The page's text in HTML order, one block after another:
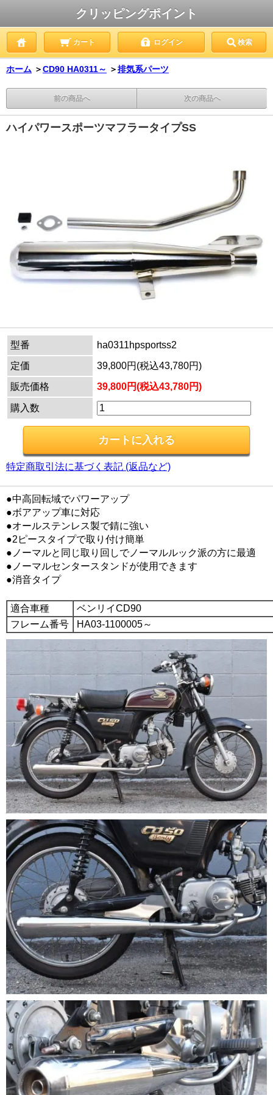
クリッピングポイント
カート ログイン 検索
ホーム ＞CD90 HA0311～ ＞排気系パーツ
前の商品へ 次の商品へ
ハイパワースポーツマフラータイプSS
型番
ha0311hpsportss2
定価
39,800円(税込43,780円)
販売価格
39,800円(税込43,780円)
購入数
特定商取引法に基づく表記 (返品など)
●中高回転域でパワーアップ
●ボアアップ車に対応
●オールステンレス製で錆に強い
●2ピースタイプで取り付け簡単
●ノーマルと同じ取り回しでノーマルルック派の方に最適
●ノーマルセンタースタンドが使用できます
●消音タイプ
適合車種
ベンリイCD90
フレーム番号
HA03-1100005～